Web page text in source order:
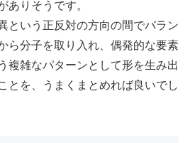
ありそうです。
という正反対の方向の間でバラン
ら分子を取り入れ、偶発的な要素
複雑なパターンとして形を生み出
とを、うまくまとめれば良いでし